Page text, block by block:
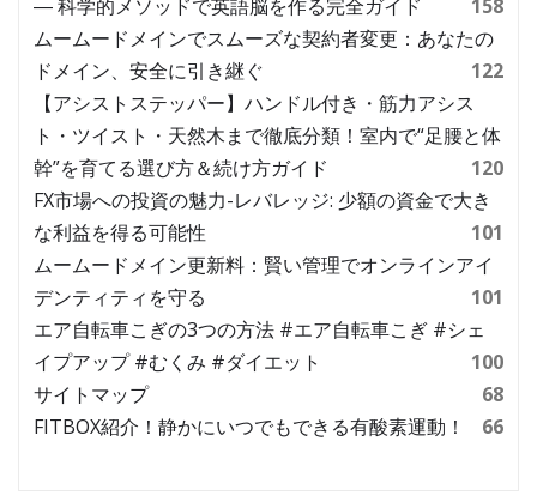
― 科学的メソッドで英語脳を作る完全ガイド
158
ムームードメインでスムーズな契約者変更：あなたの
ドメイン、安全に引き継ぐ
122
【アシストステッパー】ハンドル付き・筋力アシス
ト・ツイスト・天然木まで徹底分類！室内で“足腰と体
幹”を育てる選び方＆続け方ガイド
120
FX市場への投資の魅力-レバレッジ: 少額の資金で大き
な利益を得る可能性
101
ムームードメイン更新料：賢い管理でオンラインアイ
デンティティを守る
101
エア自転車こぎの3つの方法 #エア自転車こぎ #シェ
イプアップ #むくみ #ダイエット
100
サイトマップ
68
FITBOX紹介！静かにいつでもできる有酸素運動！
66